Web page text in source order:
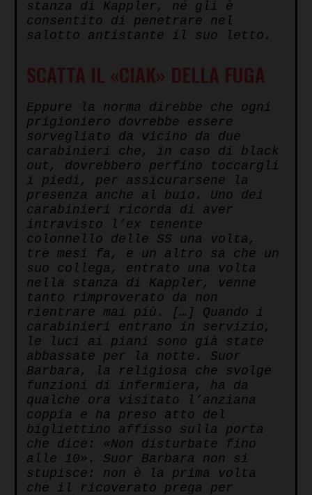
stanza di Kappler, né gli è
consentito di penetrare nel
salotto antistante il suo letto.
SCATTA IL «CIAK» DELLA FUGA
Eppure la norma direbbe che ogni
prigioniero dovrebbe essere
sorvegliato da vicino da due
carabinieri che, in caso di black
out, dovrebbero perfino toccargli
i piedi, per assicurarsene la
presenza anche al buio. Uno dei
carabinieri ricorda di aver
intravisto l’ex tenente
colonnello delle SS una volta,
tre mesi fa, e un altro sa che un
suo collega, entrato una volta
nella stanza di Kappler, venne
tanto rimproverato da non
rientrare mai più. […] Quando i
carabinieri entrano in servizio,
le luci ai piani sono già state
abbassate per la notte. Suor
Barbara, la religiosa che svolge
funzioni di infermiera, ha da
qualche ora visitato l’anziana
coppia e ha preso atto del
bigliettino affisso sulla porta
che dice: «Non disturbate fino
alle 10». Suor Barbara non si
stupisce: non è la prima volta
che il ricoverato prega per